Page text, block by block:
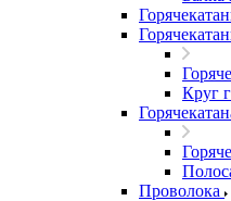
Круг
Проволока